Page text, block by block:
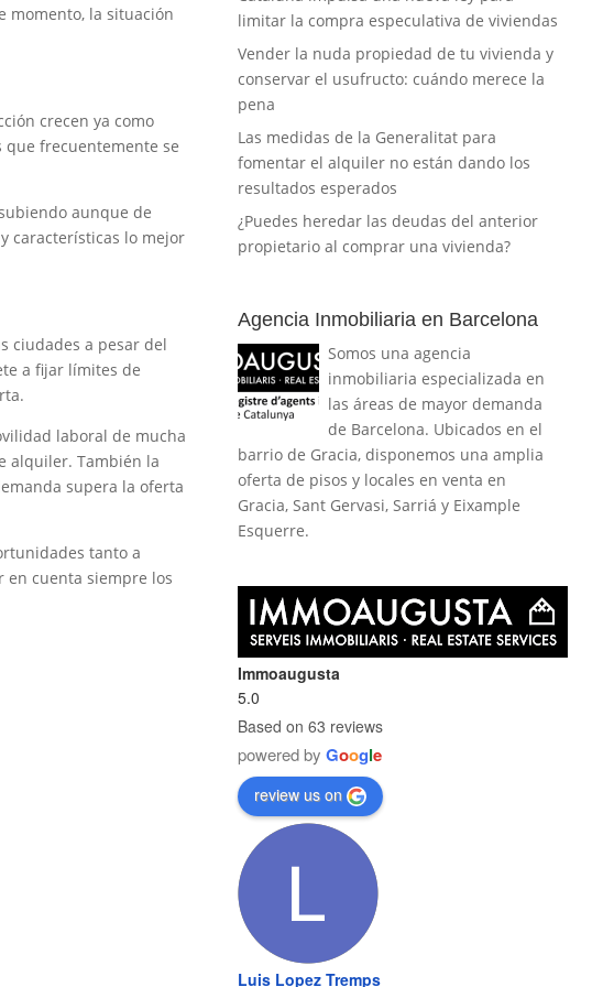
momento, la situación
crecen ya como
frecuentemente se
aunque de
características lo mejor
ciudades a pesar del
a fijar límites de
laboral de mucha
alquiler. También la
supera la oferta
tanto a
en cuenta siempre los
limitar la compra especulativa de viviendas
Vender la nuda propiedad de tu vivienda y
conservar el usufructo: cuándo merece la
pena
Las medidas de la Generalitat para
fomentar el alquiler no están dando los
resultados esperados
¿Puedes heredar las deudas del anterior
propietario al comprar una vivienda?
Agencia Inmobiliaria en Barcelona
Somos una agencia
inmobiliaria especializada en
las áreas de mayor demanda
de Barcelona. Ubicados en el
barrio de Gracia, disponemos una amplia
oferta de pisos y locales en venta en
Gracia, Sant Gervasi, Sarriá y Eixample
Esquerre.
Immoaugusta
5.0
Based on 63 reviews
powered by Google
review us on
Luis Lopez Tremps